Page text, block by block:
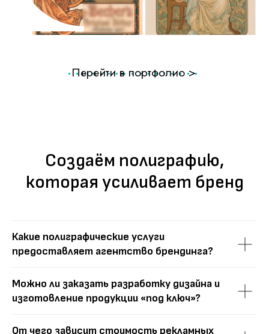
Создаём полиграфию,
которая усиливает бренд
Какие полиграфические услуги
предоставляет агентство брендинга?
Можно ли заказать разработку дизайна и
изготовление продукции «под ключ»?
От чего зависит стоимость рекламных